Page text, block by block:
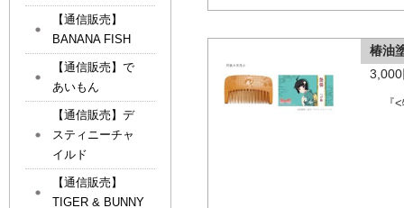
椿油
『
【通信販売】
BANANA FISH
【通信販売】で
あいもん
【通信販売】デ
スティニーチャ
イルド
【通信販売】
TIGER & BUNNY